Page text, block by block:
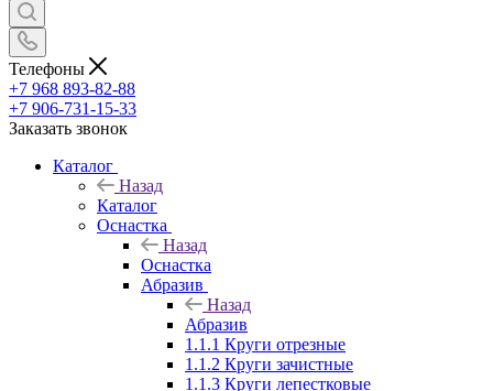
Телефоны
+7 968 893-82-88
+7 906-731-15-33
Заказать звонок
Каталог
Назад
Каталог
Оснастка
Назад
Оснастка
Абразив
Назад
Абразив
1.1.1 Круги отрезные
1.1.2 Круги зачистные
1.1.3 Круги лепестковые